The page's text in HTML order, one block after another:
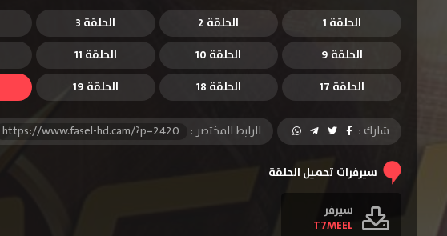
الحلقة 1 الحلقة 2 الحلقة 3
الحلقة 9
الحلقة 10 الحلقة 11
الحلقة 17
الحلقة 18 الحلقة 19
شارك : الرابط المختصر : https://www.fasel-hd.cam/?p=2420
سيرفرات تحميل الحلقة
سيرفر
T7MEEL